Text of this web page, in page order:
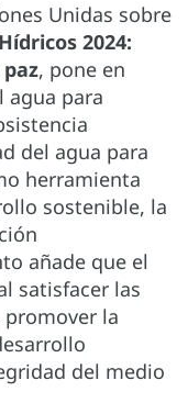
Unidas sobre
2024:
, pone en
agua para
del agua para
herramienta
sostenible, la
añade que el
satisfacer las
promover la
del medio